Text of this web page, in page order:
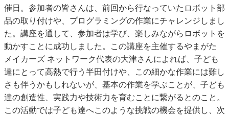
催日。参加者の皆さんは、前回から行なっていたロボット部
品の取り付けや、プログラミングの作業にチャレンジしまし
た。講座を通して、参加者は学び、楽しみながらロボットを
動かすことに成功しました。この講座を主催するやまがた
メイカーズ ネットワーク代表の大津さんによれば、子ども
達にとって高熱で行う半田付けや、この細かな作業には難し
さも伴うかもしれないが、基本の作業を学ぶことが、子ども
達の創造性、実践力や技術力を育むことに繋がるとのこと。
この活動では子ども達へこのような挑戦の機会を提供し、次